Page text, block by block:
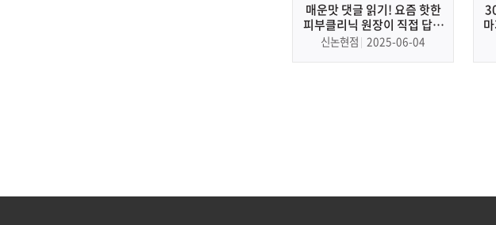
매운맛 댓글 읽기! 요즘 핫한
피부클리닉 원장이 직접 답해
드림!
신논현점 2025-06-04